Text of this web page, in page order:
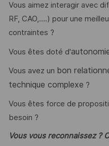
Vous aimez interagir avec
RF, CAO,….) pour une
contraintes ?
Vous êtes doté d'
Vous avez un bon
technique complexe ?
Vous êtes force de
besoin ?
Vous vous reconnaissez ?